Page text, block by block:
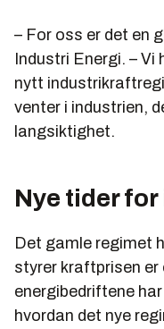
– For oss er det en
Industri Energi. –
nytt
venter i industrien,
langsiktighet.
Nye tider
Det gamle regimet
styrer kraftprisen
energibedriftene
hvordan det nye